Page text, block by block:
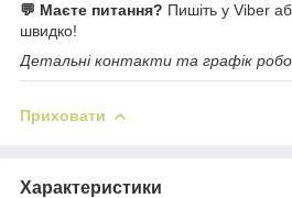
💬 Маєте питання? Пишіть у Viber
швидко!
Детальні контакти та графік
Приховати
Характеристики